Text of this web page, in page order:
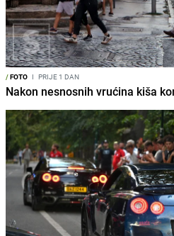
/FOTO I PRIJE 1 DAN
Nakon nesnosnih vrućina kiša